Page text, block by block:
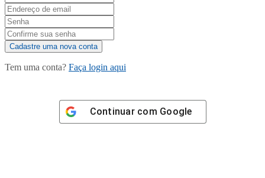
Tem uma conta? Faça login aqui
Continuar com Google